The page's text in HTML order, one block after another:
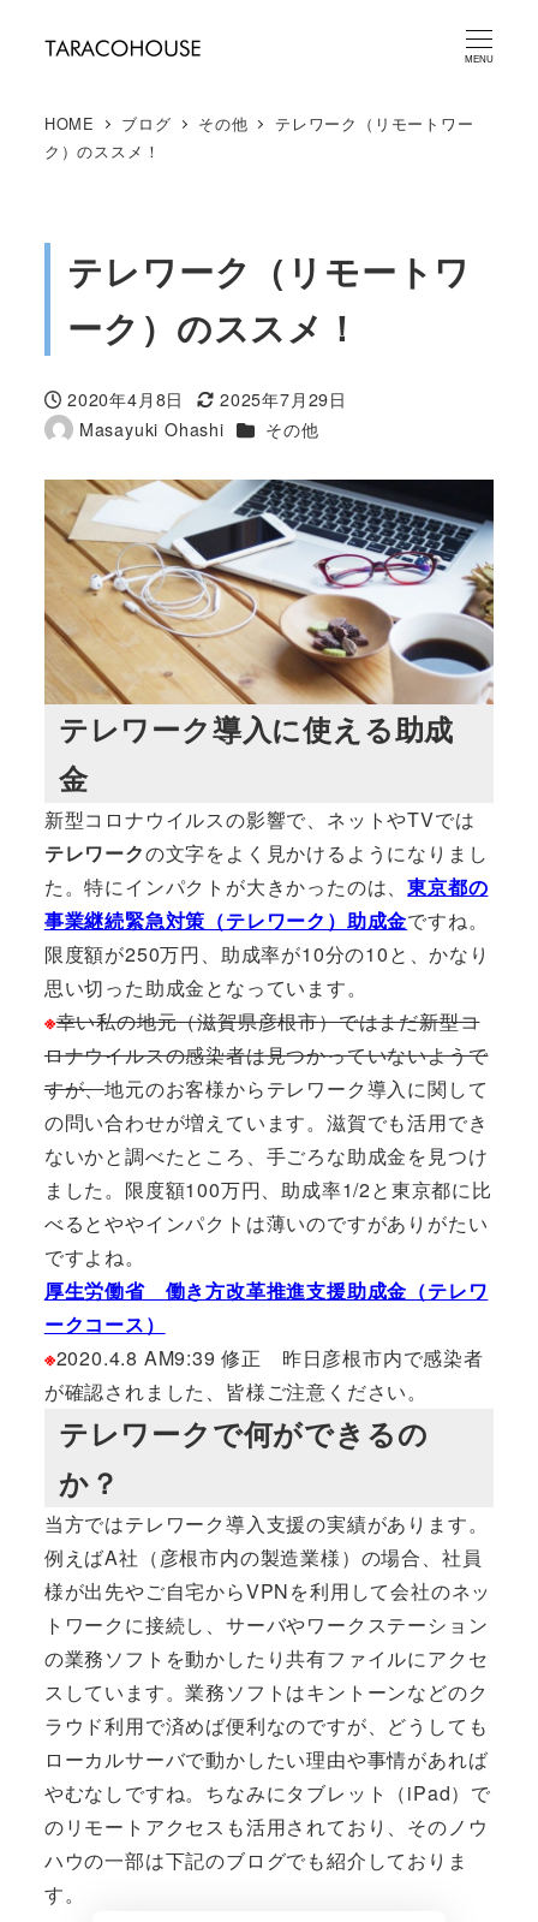
MENU
HOME ブログ その他
テレワーク（リモートワー
ク）のススメ！
テレワーク（リモートワ
ーク）のススメ！
投稿日
2020年4月8日
更新日
2025年7月29日
著
Masayuki Ohashi カテゴリー
その他
テレワーク導入に使える助成
金
新型コロナウイルスの影響で、ネットやTVでは
テレワークの文字をよく見かけるようになりまし
た。特にインパクトが大きかったのは、東京都の
事業継続緊急対策（テレワーク）助成金ですね。
限度額が250万円、助成率が10分の10と、かなり
思い切った助成金となっています。
※幸い私の地元（滋賀県彦根市）ではまだ新型コ
ロナウイルスの感染者は見つかっていないようで
すが、地元のお客様からテレワーク導入に関して
の問い合わせが増えています。滋賀でも活用でき
ないかと調べたところ、手ごろな助成金を見つけ
ました。限度額100万円、助成率1/2と東京都に比
べるとややインパクトは薄いのですがありがたい
ですよね。
厚生労働省 働き方改革推進支援助成金（テレワ
ークコース）
※2020.4.8 AM9:39 修正 昨日彦根市内で感染者
が確認されました、皆様ご注意ください。
テレワークで何ができるの
か？
当方ではテレワーク導入支援の実績があります。
例えばA社（彦根市内の製造業様）の場合、社員
様が出先やご自宅からVPNを利用して会社のネッ
トワークに接続し、サーバやワークステーション
の業務ソフトを動かしたり共有ファイルにアクセ
スしています。業務ソフトはキントーンなどのク
ラウド利用で済めば便利なのですが、どうしても
ローカルサーバで動かしたい理由や事情があれば
やむなしですね。ちなみにタブレット（iPad）で
のリモートアクセスも活用されており、そのノウ
ハウの一部は下記のブログでも紹介しておりま
す。